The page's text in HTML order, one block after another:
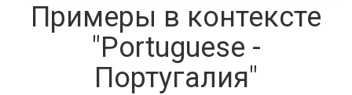
Примеры в контексте
"Portuguese -
Португалия"